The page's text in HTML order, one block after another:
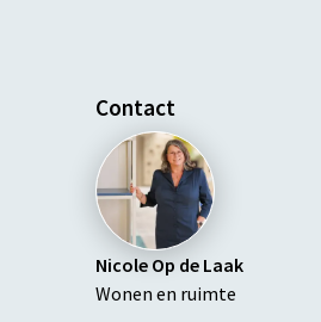
Contact
Nicole Op de Laak
Wonen en ruimte